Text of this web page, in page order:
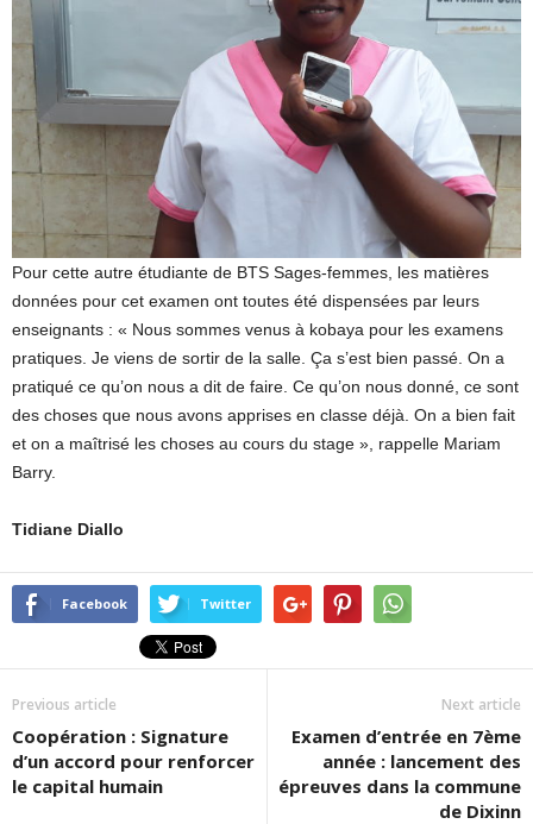
Pour cette autre étudiante de BTS Sages-femmes, les matières
données pour cet examen ont toutes été dispensées par leurs
enseignants : « Nous sommes venus à kobaya pour les examens
pratiques. Je viens de sortir de la salle. Ça s’est bien passé. On a
pratiqué ce qu’on nous a dit de faire. Ce qu’on nous donné, ce sont
des choses que nous avons apprises en classe déjà. On a bien fait
et on a maîtrisé les choses au cours du stage », rappelle Mariam
Barry.
Tidiane Diallo
Facebook Twitter
Previous article
Coopération : Signature
d’un accord pour renforcer
le capital humain
Next article
Examen d’entrée en 7ème
année : lancement des
épreuves dans la commune
de Dixinn